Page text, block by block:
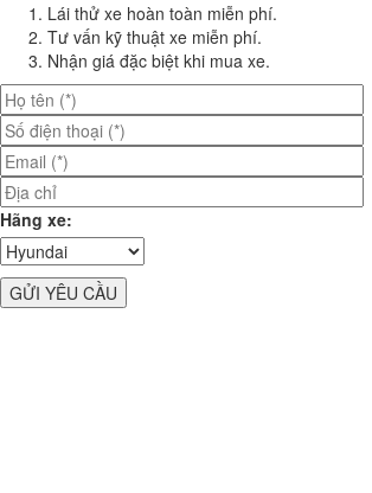
Lái thử xe hoàn toàn miễn phí.
Tư vấn kỹ thuật xe miễn phí.
Nhận giá đặc biệt khi mua xe.
Hãng xe: